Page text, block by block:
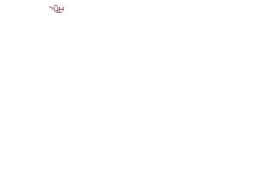
Онлайн послуги